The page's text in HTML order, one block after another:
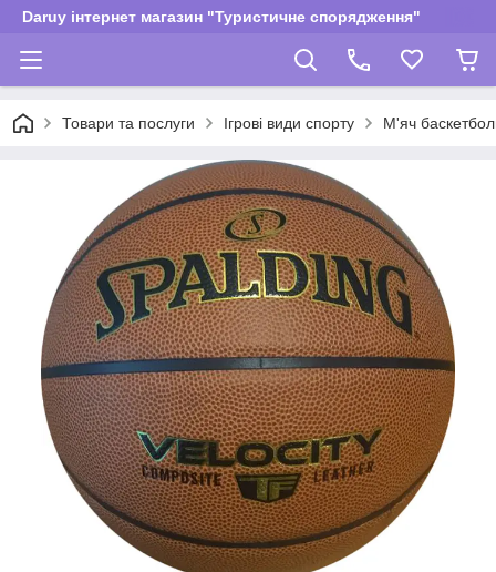
Daruy інтернет магазин "Туристичне спорядження"
Товари та послуги Ігрові види спорту М'яч